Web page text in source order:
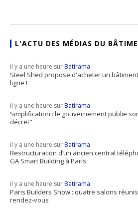
L'ACTU DES MÉDIAS DU
il y a une heure surBatirama
Steel Shed propose d'acheter un
ligne !
il y a une heure surBatirama
Simplification : le gouvernement publie
décret"
il y a une heure surBatirama
Restructuration d’un ancien central
GA Smart Building à Paris
il y a une heure surBatirama
Paris Builders Show : quatre salons
rendez-vous